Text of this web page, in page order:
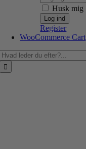
Husk mig
Register
WooCommerce Cart